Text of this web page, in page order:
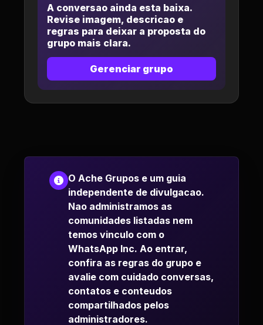
A conversao ainda esta baixa.
Revise imagem, descricao e
regras para deixar a proposta do
grupo mais clara.
Gerenciar grupo
O Ache Grupos e um guia
independente de divulgacao.
Nao administramos as
comunidades listadas nem
temos vinculo com o
WhatsApp Inc. Ao entrar,
confira as regras do grupo e
avalie com cuidado conversas,
contatos e conteudos
compartilhados pelos
administradores.